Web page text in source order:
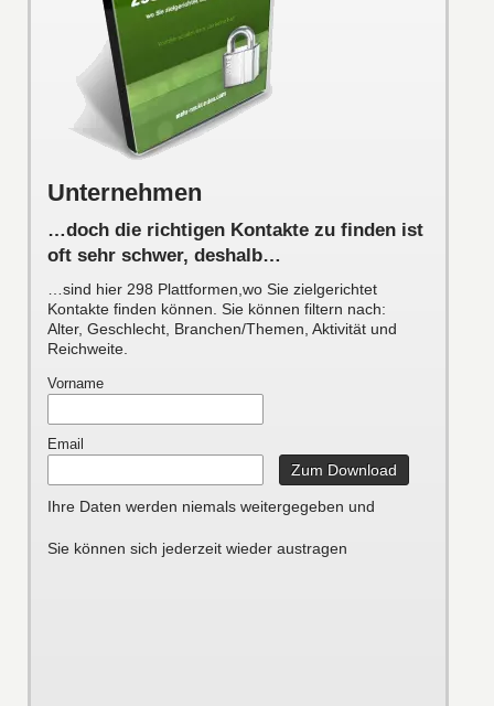
Unternehmen
…doch die richtigen Kontakte zu finden ist
oft sehr schwer, deshalb…
…sind hier 298 Plattformen,wo Sie zielgerichtet
Kontakte finden können. Sie können filtern nach:
Alter, Geschlecht, Branchen/Themen, Aktivität und
Reichweite.
Vorname
Email
Ihre Daten werden niemals weitergegeben und
Sie können sich jederzeit wieder austragen